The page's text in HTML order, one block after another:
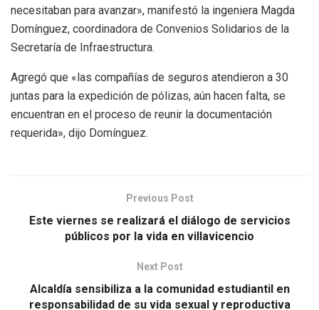
necesitaban para avanzar», manifestó la ingeniera Magda
Domínguez, coordinadora de Convenios Solidarios de la
Secretaría de Infraestructura.
Agregó que «las compañías de seguros atendieron a 30
juntas para la expedición de pólizas, aún hacen falta, se
encuentran en el proceso de reunir la documentación
requerida», dijo Domínguez.
Previous Post
Este viernes se realizará el diálogo de servicios
públicos por la vida en villavicencio
Next Post
Alcaldía sensibiliza a la comunidad estudiantil en
responsabilidad de su vida sexual y reproductiva